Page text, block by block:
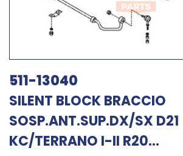
511-13040
SILENT BLOCK BRACCIO
SOSP.ANT.SUP.DX/SX D21
KC/TERRANO I-II R20...